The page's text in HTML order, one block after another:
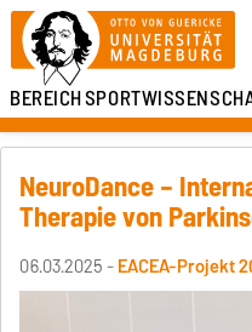
BEREICH
NeuroDance –
Therapie von
06.03.2025 -EACEA-Projekt